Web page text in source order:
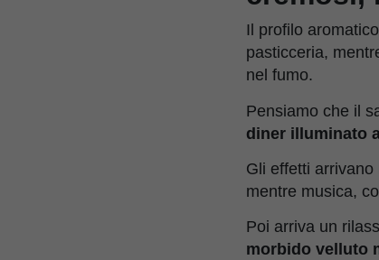
Il profilo
pasticceria,
nel fumo.
Pensiamo che il
diner illuminato
Gli effetti
mentre musica,
Poi arriva un
morbido velluto